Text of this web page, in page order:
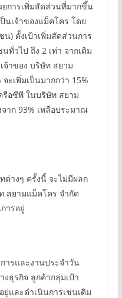
การเพิ่มสัดส่วนที่มากขึ้น
นเจ้าของแม็คโคร โดย
) ตั้งเป้าเพิ่มสัดส่วนการ
ทั่วไป ถึง 2 เท่า จากเดิม
าของ บริษัท สยาม
ะเพิ่มเป็นมากกว่า 15%
อซีพี ในบริษัท สยาม
าก 93% เหลือประมาณ
ต่างๆ ครั้งนี้ จะไม่มีผลก
สยามแม็คโคร จำกัด
ารอยู่
ารและงานประจำวัน
ธุรกิจ ลูกค้ากลุ่มเป้า
ยู่และดำเนินการเช่นเดิม